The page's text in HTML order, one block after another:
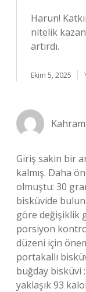
Harun!
nitelik
artırdı.
Ekim 5, 2025
Giriş sakin bir
kalmış. Daha
olmuştu: 30
bisküvide
göre değişiklik
porsiyon
düzeni için
portakallı
buğday bisküvi
yaklaşık 93